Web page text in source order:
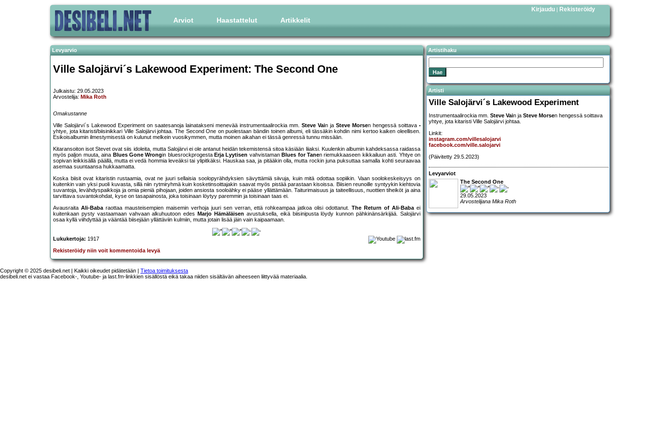
Arviot Haastattelut Artikkelit
Kirjaudu | Rekisteröidy
Levyarvio
Ville Salojärvi´s Lakewood Experiment: The Second One
Julkaistu: 29.05.2023
Arvostelija: Mika Roth
Omakustanne
Ville Salojärvi´s Lakewood Experiment on saatesanoja lainatakseni menevää instrumentaalirockia mm. Steve Vain ja Steve Morsen hengessä soittava
yhtye, jota kitaristi/biisinikkari Ville Salojärvi johtaa. The Second One on puolestaan bändin toinen albumi, eli tässäkin kohdin nimi kertoo kaiken oleellisen.
Esikoisalbumin ilmestymisestä on kulunut melkein vuosikymmen, mutta moinen aikahan ei tässä genressä tunnu missään.
Kitaransoiton isot Stevet ovat siis idoleita, mutta Salojärvi ei ole antanut heidän tekemistensä sitoa käsiään liiaksi. Kuulenkin albumin kahdeksassa raidassa
myös paljon muuta, aina Blues Gone Wrongin bluesrockprogesta Erja Lyytisen vahvistaman Blues for Tanen riemukkaaseen kikkailuun asti. Yhtye on
sopivan leikkisällä päällä, mutta ei vedä hommia leveäksi tai ylipitkäksi. Hauskaa saa, ja pitääkin olla, mutta rockin juna puksuttaa samalla kohti seuraavaa
asemaa suuntaansa hukkaamatta.
Koska biisit ovat kitaristin rustaamia, ovat ne juuri sellaisia soolopyrähdyksien sävyttämiä siivuja, kuin mitä odottaa sopiikin. Vaan soolokeskeisyys on
kuitenkin vain yksi puoli kuvasta, sillä niin rytmiryhmä kuin kosketinsoittajakin saavat myös pistää parastaan kisoissa. Biisien reunoille syntyykin kiehtovia
suvantoja, levähdyspaikkoja ja omia pieniä pihojaan, joiden ansiosta sooloähky ei pääse yllättämään. Taiturimaisuus ja taiteellisuus, nuottien tiheiköt ja aina
tarvittava suvantokohdat, kyse on tasapainosta, joka toisinaan löytyy paremmin ja toisinaan taas ei.
Avausraita Ali-Babaraottaa mausteisempien maisemin verhoja juuri sen verran, että rohkeampaa jatkoa olisi odottanut.The Return of Ali-Babaei
kuitenkaan pysty vastaamaan vahvaan alkuhuutoon edes
Marjo Hämäläisen avustuksella, eikä biisinipusta löydy kunnon pähkinänsärkijää. Salojärvi
osaa kyllä viihdyttää ja vääntää biisejään yllättäviin kulmiin, mutta jotain lisää jäin vain kaipaamaan.
Lukukertoja: 1917
Rekisteröidy niin voit kommentoida levyä
Artistihaku
Artisti
Ville Salojärvi´s Lakewood Experiment
Instrumentaalirockia mm. Steve Vain ja Steve Morsen hengessä soittava
yhtye, jota kitaristi Ville Salojärvi johtaa.
Linkit:
instagram.com/villesalojarvi
facebook.com/ville.salojarvi
(Päivitetty 29.5.2023)
Levyarviot
The Second One
29.05.2023
Arvostelijana Mika Roth
Copyright © 2025 desibeli.net | Kaikki oikeudet pidätetään | Tietoa toimituksesta
desibeli.net ei vastaa Facebook-, Youtube- ja last.fm-linkkien sisällöstä eikä takaa niiden sisältävän aiheeseen liittyvää materiaalia.